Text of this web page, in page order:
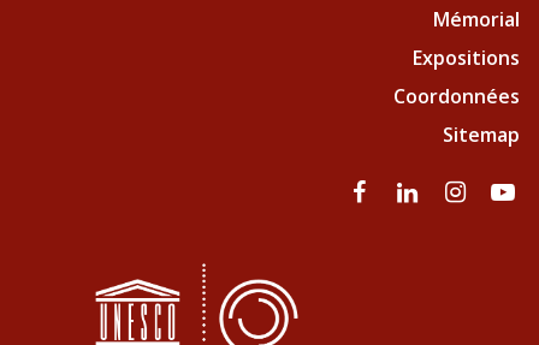
Mémorial
Expositions
Coordonnées
Sitemap